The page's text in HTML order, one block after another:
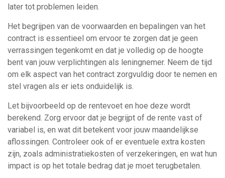
later tot problemen leiden.
Het begrijpen van de voorwaarden en bepalingen van het
contract is essentieel om ervoor te zorgen dat je geen
verrassingen tegenkomt en dat je volledig op de hoogte
bent van jouw verplichtingen als leningnemer. Neem de tijd
om elk aspect van het contract zorgvuldig door te nemen en
stel vragen als er iets onduidelijk is.
Let bijvoorbeeld op de rentevoet en hoe deze wordt
berekend. Zorg ervoor dat je begrijpt of de rente vast of
variabel is, en wat dit betekent voor jouw maandelijkse
aflossingen. Controleer ook of er eventuele extra kosten
zijn, zoals administratiekosten of verzekeringen, en wat hun
impact is op het totale bedrag dat je moet terugbetalen.